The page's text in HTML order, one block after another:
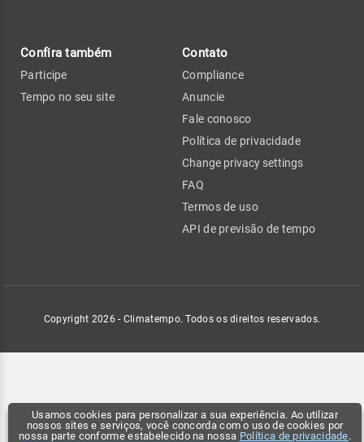
Usamos cookies para personalizar a sua experiência. Ao utilizar
nossos sites e serviços, você concorda com o uso de cookies por
nossa parte conforme estabelecido na nossa Política de privacidade.
Confira também
Participe
Tempo no seu site
Contato
Compliance
Anuncie
Fale conosco
Política de privacidade
Change privacy settings
FAQ
Termos de uso
API de previsão de tempo
Copyright 2026 - Climatempo. Todos os direitos reservados.